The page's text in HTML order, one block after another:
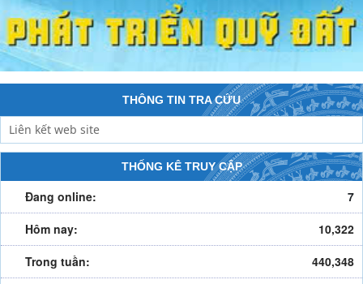
THÔNG TIN TRA CỨU
THỐNG KÊ TRUY CẬP
Đang online:
7
Hôm nay:
10,322
Trong tuần:
440,348